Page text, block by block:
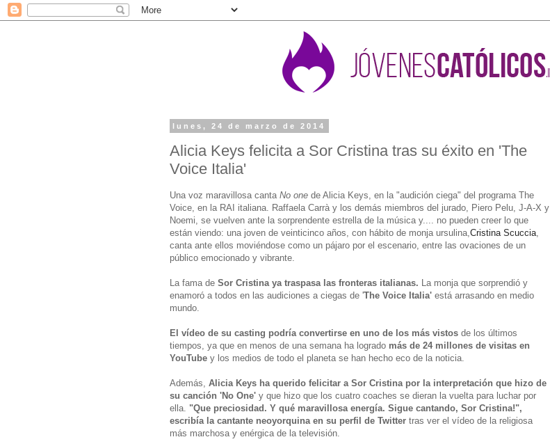
lunes, 24 de marzo de 2014
Alicia Keys felicita a Sor Cristina tras su éxito en 'The
Voice Italia'
Una voz maravillosa canta No one de Alicia Keys, en la "audición ciega" del programa The
Voice, en la RAI italiana. Raffaela Carrà y los demás miembros del jurado, Piero Pelu, J-A-X y
Noemi, se vuelven ante la sorprendente estrella de la música y.... no pueden creer lo que
están viendo: una joven de veinticinco años, con hábito de monja ursulina, Cristina Scuccia
canta ante ellos moviéndose como un pájaro por el escenario, entre las ovaciones de un
público emocionado y vibrante.
La fama de Sor Cristina ya traspasa las fronteras italianas. La monja que sorprendió y
enamoró a todos en las audiciones a ciegas de 'The Voice Italia' está arrasando en medio
mundo.
El vídeo de su casting podría convertirse en uno de los más vistos de los últimos
tiempos, ya que en menos de una semana ha logrado más de 24 millones de visitas en
YouTube y los medios de todo el planeta se han hecho eco de la noticia.
Además, Alicia Keys ha querido felicitar a Sor Cristina por la interpretación que hizo de
su canción 'No One' y que hizo que los cuatro coaches se dieran la vuelta para luchar por
ella. "Que preciosidad. Y qué maravillosa energía. Sigue cantando, Sor Cristina!",
escribía la cantante neoyorquina en su perfil de Twitter tras ver el vídeo de la religiosa
más marchosa y enérgica de la televisión.